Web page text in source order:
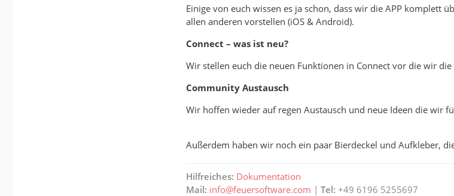
Einige von euch wissen es ja schon, dass wir die APP komplett
allen anderen vorstellen (iOS & Android).
Connect – was ist neu?
Wir stellen euch die neuen Funktionen in Connect vor die wir
Community Austausch
Wir hoffen wieder auf regen Austausch und neue Ideen die wir
Außerdem haben wir noch ein paar Bierdeckel und Aufkleber,
Hilfreiches: Dokumentation
Mail: info@feuersoftware.com | Tel: +49 6196 5255697